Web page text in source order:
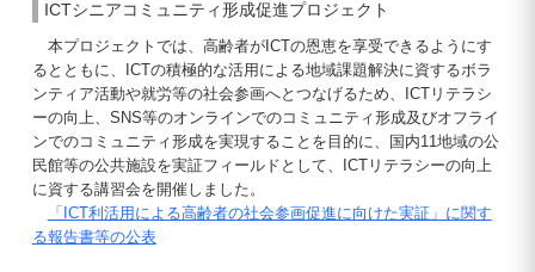
ICTシニアコミュニティ形成促進プロジェクト
本プロジェクトでは、高齢者がICTの恩恵を享受できるようにす
るとともに、ICTの積極的な活用による地域課題解決に資するボラ
ンティア活動や就労等の社会参画へとつなげるため、ICTリテラシ
ーの向上、SNS等のオンラインでのコミュニティ形成及びオフライ
ンでのコミュニティ形成を実現することを目的に、国内11地域の公
民館等の公共施設を実証フィールドとして、ICTリテラシーの向上
に資する講習会を開催しました。
「ICT利活用による高齢者の社会参画促進に向けた実証」に関す
る報告書等の公表